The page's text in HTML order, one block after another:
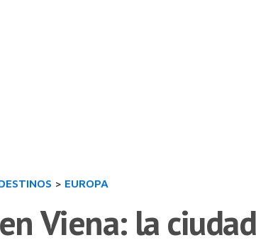
> EUROPA
Viena: la